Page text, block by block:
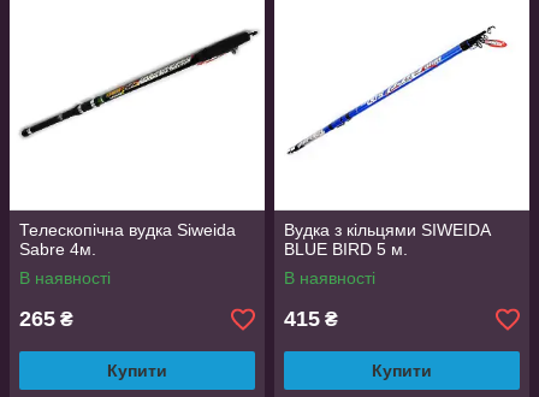
Телескопічна вудка Siweida
Sabre 4м.
В наявності
265 ₴
Купити
Вудка з кільцями SIWEIDA
BLUE BIRD 5 м.
В наявності
415 ₴
Купити